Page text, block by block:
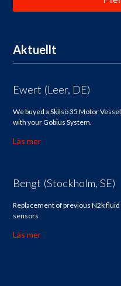
Aktuellt
Ewert (Leer, DE)
We buyed a Skilsö 35 Motor Vessel
with your Gobius System.
Läs mer
Bengt (Stockholm, SE)
Replacement of previous N2k fluid
sensors
Läs mer